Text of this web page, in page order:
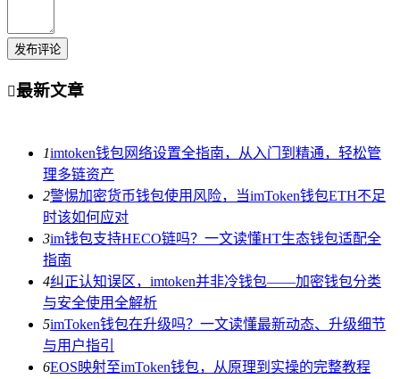
发布评论
最新文章
1imtoken钱包网络设置全指南，从入门到精通，轻松管
理多链资产
2警惕加密货币钱包使用风险，当imToken钱包ETH不足
时该如何应对
3im钱包支持HECO链吗？一文读懂HT生态钱包适配全
指南
4纠正认知误区，imtoken并非冷钱包——加密钱包分类
与安全使用全解析
5imToken钱包在升级吗？一文读懂最新动态、升级细节
与用户指引
6EOS映射至imToken钱包，从原理到实操的完整教程